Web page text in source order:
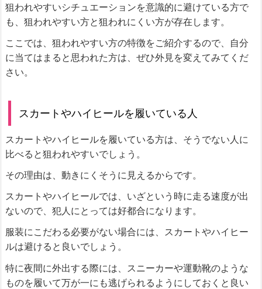
狙われやすいシチュエーションを意識的に避けている方で
も、狙われやすい方と狙われにくい方が存在します。
ここでは、狙われやすい方の特徴をご紹介するので、自分
に当てはまると思われた方は、ぜひ外見を変えてみてくだ
さい。
スカートやハイヒールを履いている人
スカートやハイヒールを履いている方は、そうでない人に
比べると狙われやすいでしょう。
その理由は、動きにくそうに見えるからです。
スカートやハイヒールでは、いざという時に走る速度が出
ないので、犯人にとっては好都合になります。
服装にこだわる必要がない場合には、スカートやハイヒー
ルは避けると良いでしょう。
特に夜間に外出する際には、スニーカーや運動靴のような
ものを履いて万が一にも逃げられるようにしておくと良い